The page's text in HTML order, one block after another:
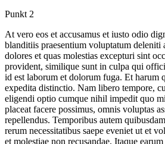
Punkt 2
At vero eos et accusamus et iusto odio
blanditiis praesentium voluptatum deleniti
dolores et quas molestias excepturi sint
provident, similique sunt in culpa qui
id est laborum et dolorum fuga. Et harum
expedita distinctio. Nam libero tempore,
eligendi optio cumque nihil impedit quo
placeat facere possimus, omnis voluptas
repellendus. Temporibus autem
rerum necessitatibus saepe eveniet ut et
et molestiae non recusandae. Itaque